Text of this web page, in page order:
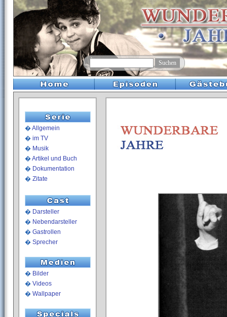
�Allgemein
� im TV
� Musik
�Artikel und Buch
� Dokumentation
� Zitate
� Darsteller
� Nebendarsteller
� Gastrollen
� Sprecher
� Bilder
� Videos
� Wallpaper